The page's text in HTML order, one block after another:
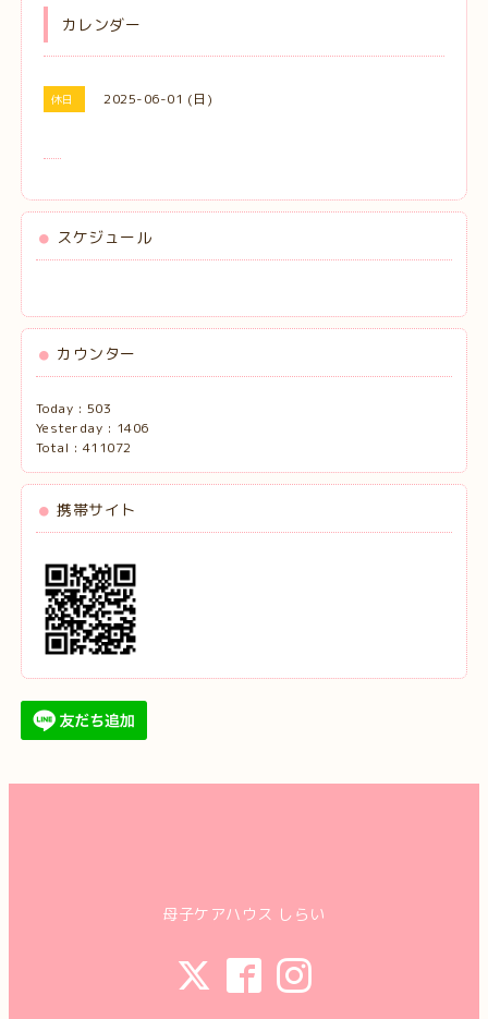
カレンダー
休日 2025-06-01 (日)
スケジュール
カウンター
Today : 503
Yesterday : 1406
Total : 411072
携帯サイト
母子ケアハウス しらい